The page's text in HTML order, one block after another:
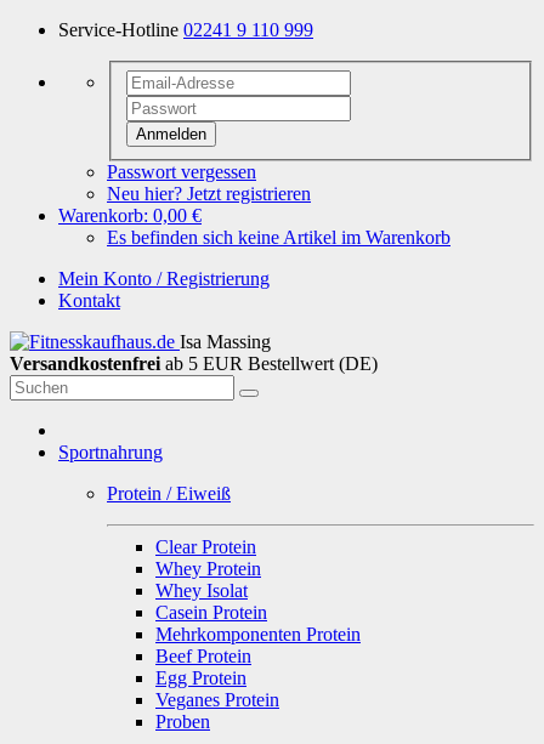
Service-Hotline 02241 9 110 999
Anmelden
Passwort vergessen
Neu hier? Jetzt registrieren
Warenkorb: 0,00 €
Es befinden sich keine Artikel im Warenkorb
Mein Konto / Registrierung
Kontakt
Isa Massing
Versandkostenfrei ab 5 EUR Bestellwert (DE)
Sportnahrung
Protein / Eiweiß
Clear Protein
Whey Protein
Whey Isolat
Casein Protein
Mehrkomponenten Protein
Beef Protein
Egg Protein
Veganes Protein
Proben